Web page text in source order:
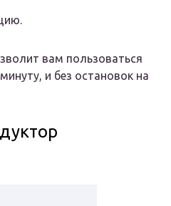
вам пользоваться
и без остановок на